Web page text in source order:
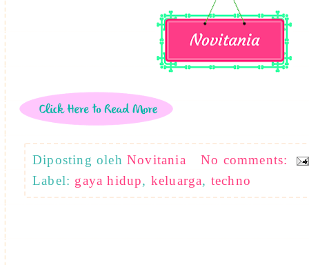
Diposting oleh Novitania
No comments:
Label: gaya hidup, keluarga, techno